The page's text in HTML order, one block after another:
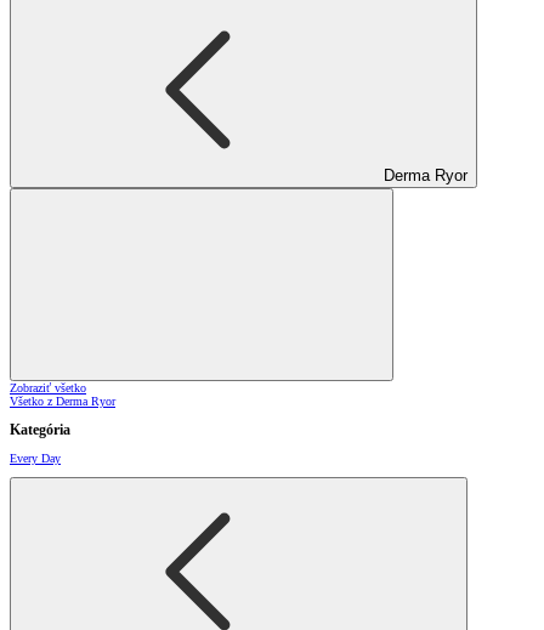
Derma Ryor
Zobraziť všetko
Všetko z Derma Ryor
Kategória
Every Day